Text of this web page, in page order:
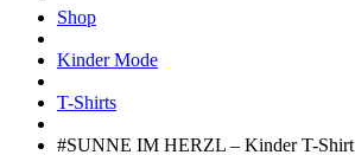
|
Oberlausitz
Regional
einkaufen
Shop
Kinder Mode
T-Shirts
#SUNNE IM HERZL – Kinder T-Shirt